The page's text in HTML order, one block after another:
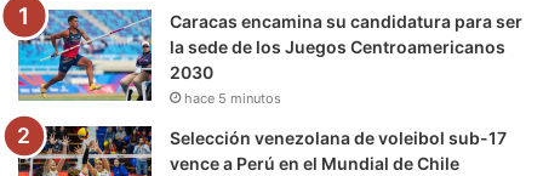
o
k
r
e
r
m
a
Caracas encamina su candidatura para ser
la sede de los Juegos Centroamericanos
2030
hace 5 minutos
Selección venezolana de voleibol sub-17
vence a Perú en el Mundial de Chile